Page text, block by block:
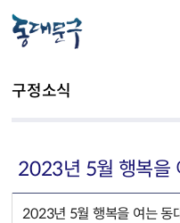
구정소식
2023년 5월 행복을
2023년 5월 행복을 여는 동